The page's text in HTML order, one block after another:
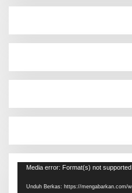
Pemutar
Media error: Format(s) not
Unduh Berkas: https://mengabarkan.com/